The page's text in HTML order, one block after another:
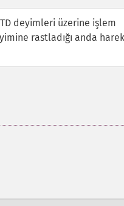
deyimleri üzerine işlem
rastladığı anda